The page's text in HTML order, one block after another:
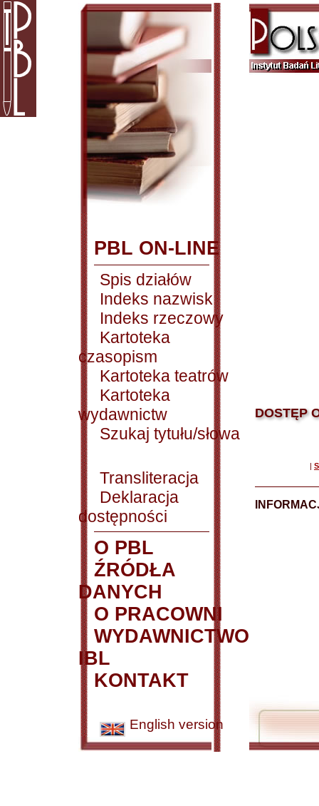
PBL ON-LINE
Spis działów
Indeks nazwisk
Indeks rzeczowy
Kartoteka
czasopism
Kartoteka teatrów
Kartoteka
wydawnictw
Szukaj tytułu/słowa
Transliteracja
Deklaracja
dostępności
O PBL
ŹRÓDŁA
DANYCH
O PRACOWNI
WYDAWNICTWO
IBL
KONTAKT
English version
DOSTĘP
|